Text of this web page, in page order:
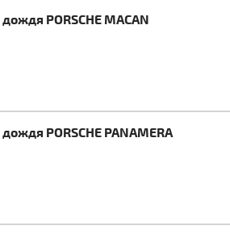
PORSCHE MACAN
PORSCHE PANAMERA